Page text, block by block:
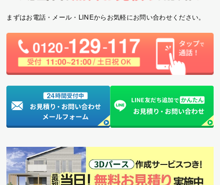
まずはお電話・メール・LINEからお気軽にお問い合わせください。